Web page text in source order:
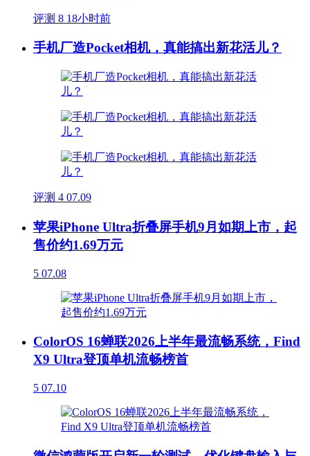
评测 8 18小时前
手机厂造Pocket相机，真能搞出新花活儿？
评测 4 07.09
苹果iPhone Ultra折叠屏手机9月如期上市，起
售价约1.69万元
5 07.08
ColorOS 16蝉联2026上半年最流畅系统，Find
X9 Ultra登顶单机流畅榜首
5 07.10